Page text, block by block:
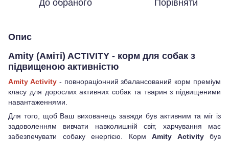
До обраного Порівняти
Опис
Amity (Аміті) ACTIVITY - корм для собак з
підвищеною активністю
Amity Activity- повнораціонний збалансований корм преміум
класу для дорослих активних собак та тварин з підвищеними
навантаженнями.
Для того, щоб Ваш вихованець завжди був активним та міг із
задоволенням вивчати навколишній світ, харчування має
забезпечувати собаку енергією. Корм Amity Activityбув